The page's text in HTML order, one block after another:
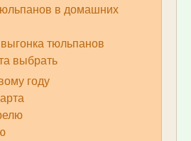
в домашних
тюльпанов
выбрать
году